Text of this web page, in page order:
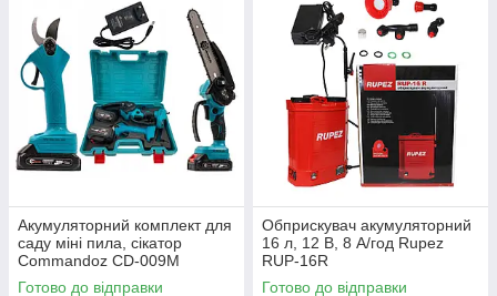
Акумуляторний комплект для
саду міні пила, сікатор
Commandoz CD-009M
Готово до відправки
Обприскувач акумуляторний
16 л, 12 В, 8 А/год Rupez
RUP-16R
Готово до відправки